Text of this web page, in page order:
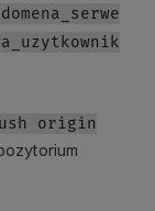
origin